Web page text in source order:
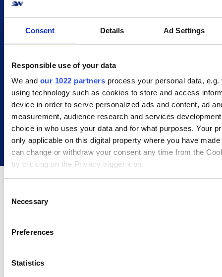
Consent Details Ad Settings
Responsible use of your data
We and our 1022 partners process your personal data, e.g.
using technology such as cookies to store and access
device in order to serve personalized ads and content, ad
measurement, audience research and services
choice in who uses your data and for what purposes. Your
only applicable on this digital property where you have
can change or withdraw your consent any time from the
by clicking on the Privacy trigger icon.
Collect information about your geographical location
(fingerprinting)
preferences in the
Necessary
Preferences
Statistics
deres 1750 danske pakkeshops, er de altid
tilgængelige og tæt på. GLS har et fokus
hvilket både gør dem til en fleksibel
transportør, men i den grad også har
bidraget til deres popularitet. Ifølge
Trustpilot er GLS i dag den bedst ratede
landsdækkende pakkedistributør.
Send til hele verden med vores brede